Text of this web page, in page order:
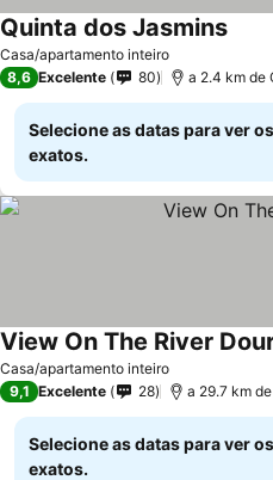
Casa/apartamento inteiro
Quinta dos Jasmins
8,6 Excelente 80 a 2.4 km de
Selecione as datas para ver
exatos.
Casa/apartamento inteiro
View On The River
9,1 Excelente 28 a 29.7 km
Selecione as datas para ver
exatos.